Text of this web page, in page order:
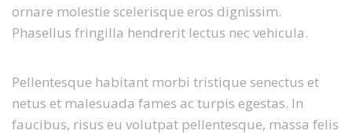
ornare molestie scelerisque eros dignissim.
Phasellus fringilla hendrerit lectus nec vehicula.
Pellentesque habitant morbi tristique senectus et
netus et malesuada fames ac turpis egestas. In
faucibus, risus eu volutpat pellentesque, massa felis